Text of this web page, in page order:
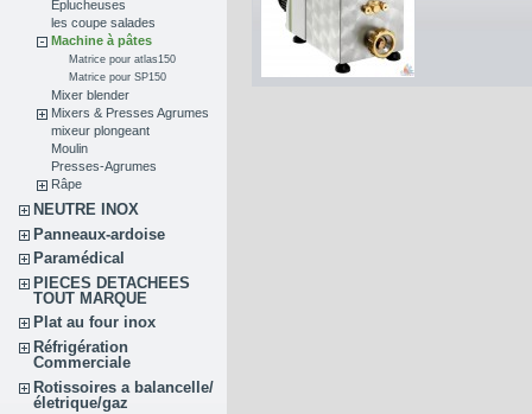
Eplucheuses
les coupe salades
Machine à pâtes
Matrice pour atlas150
Matrice pour SP150
Mixer blender
Mixers & Presses Agrumes
mixeur plongeant
Moulin
Presses-Agrumes
Râpe
NEUTRE INOX
Panneaux-ardoise
Paramédical
PIECES DETACHEES
TOUT MARQUE
Plat au four inox
Réfrigération
Commerciale
Rotissoires a balancelle/
életrique/gaz